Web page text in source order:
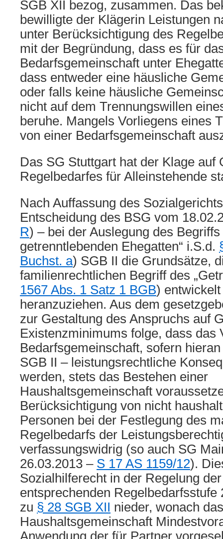
SGB XII bezog, zusammen. Das
bewilligte der Klägerin Leistungen
unter Berücksichtigung des
mit der Begründung, dass es für
Bedarfsgemeinschaft unter
dass entweder eine häusliche
oder falls keine häusliche
nicht auf dem Trennungswillen
beruhe. Mangels Vorliegens eines
von einer Bedarfsgemeinschaft
Das SG Stuttgart hat der Klage auf
Regelbedarfes für Alleinstehende
Nach Auffassung des
Entscheidung des BSG vom
R) – bei der Auslegung des
getrenntlebenden Ehegatten“ i.S.d.
Buchst. a) SGB II die Grundsätze,
familienrechtlichen Begriff des
1567 Abs. 1 Satz 1 BGB)
heranzuziehen. Aus dem
zur Gestaltung des Anspruchs auf
Existenzminimums folge, dass das
Bedarfsgemeinschaft, sofern
SGB II – leistungsrechtliche
werden, stets das Bestehen einer
Haushaltsgemeinschaft
Berücksichtigung von nicht
Personen bei der Festlegung des
Regelbedarfs der
verfassungswidrig (so auch SG
26.03.2013 – S 17 AS 1159/12).
Sozialhilferecht in der Regelung
entsprechenden Regelbedarfsstufe
zu § 28 SGB XII nieder, wonach
Haushaltsgemeinschaft
Anwendung der für Partner